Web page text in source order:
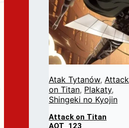
Atak Tytanów, Attack
on Titan, Plakaty,
Shingeki no Kyojin
Attack on Titan
AOT_123